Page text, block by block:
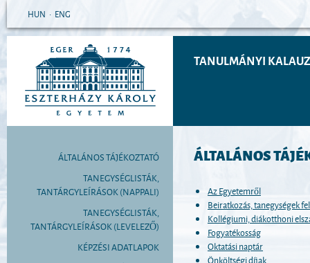
HUN • ENG
TANULMÁNYI
ÁLTALÁNOS TÁJÉKOZTATÓ
TANEGYSÉGLISTÁK,
TANTÁRGYLEÍRÁSOK (NAPPALI)
TANEGYSÉGLISTÁK,
TANTÁRGYLEÍRÁSOK (LEVELEZŐ)
KÉPZÉSI ADATLAPOK
ÁLTALÁNOS
Az Egyetemről
Beiratkozás, tanegységek
Kollégiumi, diákotthoni
Fogyatékosság
Oktatási naptár
Önköltségi díjak